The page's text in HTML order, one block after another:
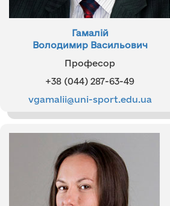
Гамалій
Володимир Васильович
Професор
+38 (044) 287-63-49
vgamalii@uni-sport.edu.ua